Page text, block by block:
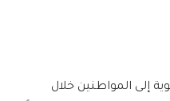
إلى المواطنين خلال